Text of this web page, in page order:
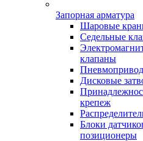
Запорная арматура
Шаровые
Седельные
клапаны
Дисковые
крепеж
Блоки
позиционеры